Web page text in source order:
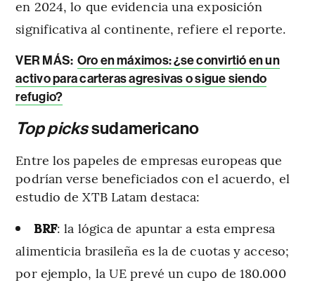
en 2024, lo que evidencia una exposición
significativa al continente, refiere el reporte.
VER MÁS: Oro en máximos: ¿se convirtió en un
activo para carteras agresivas o sigue siendo
refugio?
Top pickssudamericano
Entre los papeles de empresas europeas que
podrían verse beneficiados con el acuerdo, el
estudio de XTB Latam destaca:
BRF: la lógica de apuntar a esta empresa
alimenticia brasileña es la de cuotas y acceso;
por ejemplo, la UE prevé un cupo de 180.000